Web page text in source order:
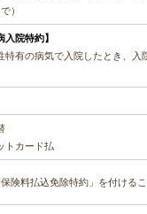
）
入院特約】
特有の病気で入院したとき、入
トカード払
保険料払込免除特約」を付ける